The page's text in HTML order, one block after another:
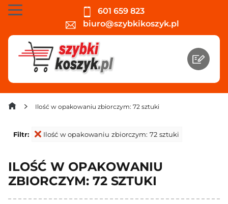
601 659 823
biuro@szybkikoszyk.pl
Ilość w opakowaniu zbiorczym: 72 sztuki
Filtr: Ilość w opakowaniu zbiorczym: 72 sztuki
ILOŚĆ W OPAKOWANIU
ZBIORCZYM: 72 SZTUKI